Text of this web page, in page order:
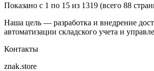
Показано с 1 по 15 из 1319 (всего 88
Наша цель — разработка и внедрение
автоматизации складского учета и
Контакты
znak.store